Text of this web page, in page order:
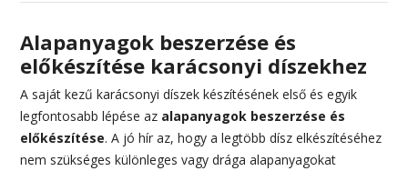
Alapanyagok beszerzése és
előkészítése karácsonyi díszekhez
A saját kezű karácsonyi díszek készítésének első és egyik
legfontosabb lépése az alapanyagok beszerzése és
előkészítése. A jó hír az, hogy a legtöbb dísz elkészítéséhez
nem szükséges különleges vagy drága alapanyagokat